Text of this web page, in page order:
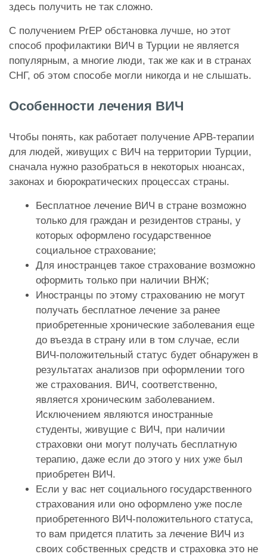
здесь получить не так сложно.
С получением PrEP обстановка лучше, но этот
способ профилактики ВИЧ в Турции не является
популярным, а многие люди, так же как и в странах
СНГ, об этом способе могли никогда и не слышать.
Особенности лечения ВИЧ
Чтобы понять, как работает получение АРВ-терапии
для людей, живущих с ВИЧ на территории Турции,
сначала нужно разобраться в некоторых нюансах,
законах и бюрократических процессах страны.
Бесплатное лечение ВИЧ в стране возможно
только для граждан и резидентов страны, у
которых оформлено государственное
социальное страхование;
Для иностранцев такое страхование возможно
оформить только при наличии ВНЖ;
Иностранцы по этому страхованию не могут
получать бесплатное лечение за ранее
приобретенные хронические заболевания еще
до въезда в страну или в том случае, если
ВИЧ-положительный статус будет обнаружен в
результатах анализов при оформлении того
же страхования. ВИЧ, соответственно,
является хроническим заболеванием.
Исключением являются иностранные
студенты, живущие с ВИЧ, при наличии
страховки они могут получать бесплатную
терапию, даже если до этого у них уже был
приобретен ВИЧ.
Если у вас нет социального государственного
страхования или оно оформлено уже после
приобретенного ВИЧ-положительного статуса,
то вам придется платить за лечение ВИЧ из
своих собственных средств и страховка это не